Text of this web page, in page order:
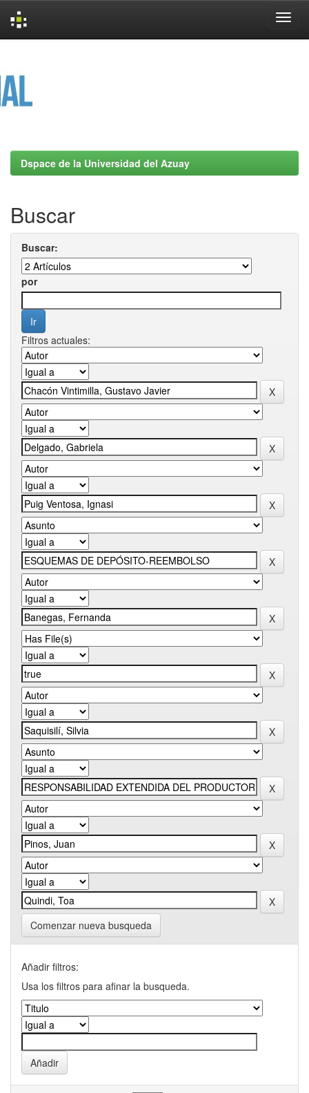
Dspace de la Universidad del Azuay
Buscar
Buscar:
por
Filtros actuales:
Comenzar nueva busqueda
Añadir filtros:
Usa los filtros para afinar la busqueda.